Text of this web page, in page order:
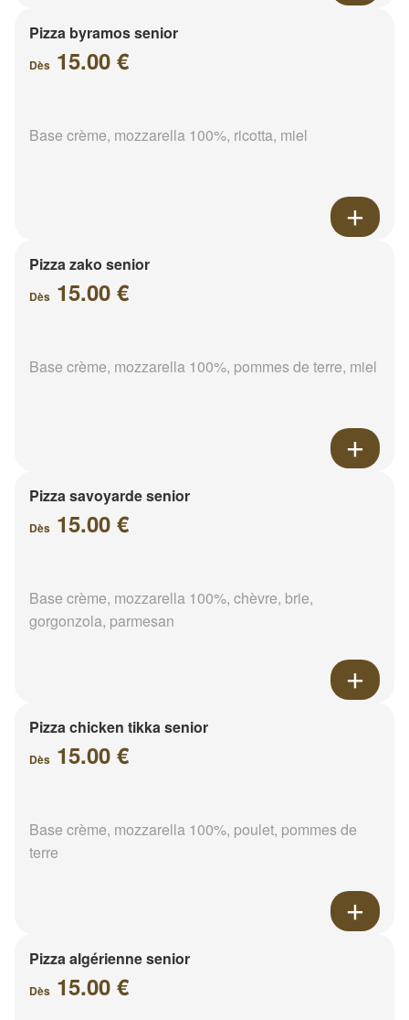
Pizza byramos senior
Dès 15.00 €
Base crème, mozzarella 100%, ricotta, miel
Pizza zako senior
Dès 15.00 €
Base crème, mozzarella 100%, pommes de terre, miel
Pizza savoyarde senior
Dès 15.00 €
Base crème, mozzarella 100%, chèvre, brie,
gorgonzola, parmesan
Pizza chicken tikka senior
Dès 15.00 €
Base crème, mozzarella 100%, poulet, pommes de
terre
Pizza algérienne senior
Dès 15.00 €